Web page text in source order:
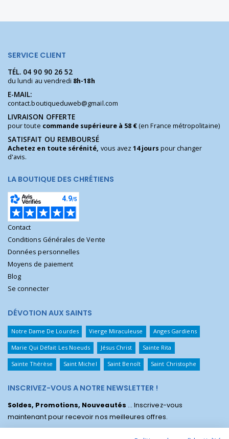
SERVICE CLIENT
TÉL. 04 90 90 26 52
du lundi au vendredi 8h-18h
E-MAIL:
contact.boutiqueduweb@gmail.com
LIVRAISON OFFERTE
pour toute commande supérieure à 58 €(en France métropolitaine)
SATISFAIT OU REMBOURSÉ
Achetez en toute sérénité, vous avez14 jours pour changer
d'avis.
LA BOUTIQUE DES CHRÉTIENS
Contact
Conditions Générales de Vente
Données personnelles
Moyens de paiement
Blog
Se connecter
DÉVOTION AUX SAINTS
Notre Dame De Lourdes Vierge Miraculeuse Anges Gardiens
Marie Qui Défait Les Noeuds Jésus Christ Sainte Rita
Sainte Thérèse Saint Michel Saint Benoît Saint Christophe
INSCRIVEZ-VOUS A NOTRE NEWSLETTER !
Soldes, Promotions, Nouveautés ... Inscrivez-vous
maintenant pour recevoir nos meilleures offres.